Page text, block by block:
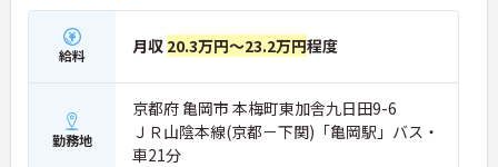
給料 月収 20.3万円～23.2万円程度
勤務地
京都府 亀岡市 本梅町東加舎九日田9-6
ＪＲ山陰本線(京都－下関)「亀岡駅」バス・
車21分